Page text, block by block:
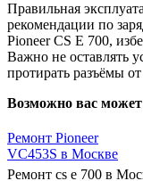
Правильная
рекомендации по
Pioneer CS E 700,
Важно не оставлять
протирать разъёмы
Возможно вас может
Ремонт Pioneer
VC453S в Москве
Ремонт cs e 700 в